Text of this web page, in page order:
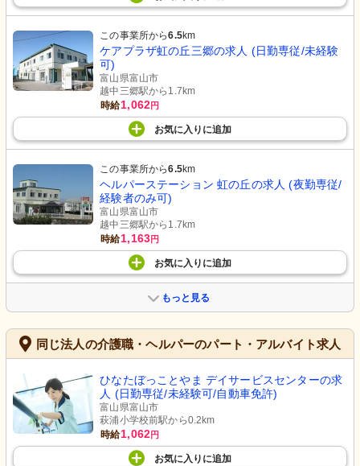
この事業所から6.5km
ケアプラザ虹の丘三郷の求人 (日勤専従/未経験
可)
富山県富山市
越中三郷駅から1.7km
時給1,062円
お気に入り に追加
この事業所から6.5km
ヘルパーステーション 虹の丘の求人 (夜勤専従/
経験者のみ可)
富山県富山市
越中三郷駅から1.7km
時給1,163円
お気に入り に追加
もっと見る
同じ法人の介護職・ヘルパーのパート・アルバイト求人
ひなたぼっことやま デイサービスセンターの求
人 (日勤専従/未経験可/自動車免許)
富山県富山市
萩浦小学校前駅から0.2km
時給1,062円
お気に入り に追加